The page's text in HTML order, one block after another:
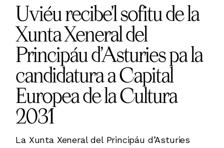
Uviéu recibe’l sofitu de la
Xunta Xeneral del
Principáu d’Asturies pa la
candidatura a Capital
Europea de la Cultura
2031
La Xunta Xeneral del Principáu d’Asturies